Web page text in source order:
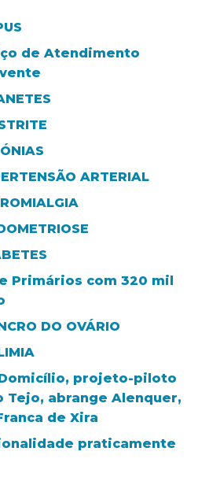
de Atendimento
ARTERIAL
Primários com 320 mil
DO OVÁRIO
projeto-piloto
Tejo, abrange Alenquer,
de Xira
praticamente